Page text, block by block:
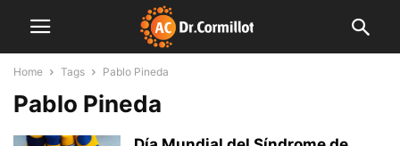
Home Tags Pablo Pineda
Pablo Pineda